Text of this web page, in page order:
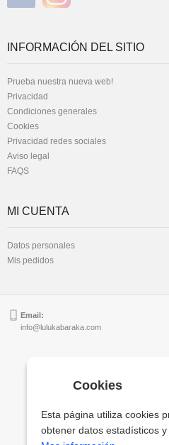
INFORMACIÓN DEL SITIO
Prueba nuestra nueva web!
Privacidad
Condiciones generales
Cookies
Privacidad redes sociales
Aviso legal
FAQS
MI CUENTA
Datos personales
Mis pedidos
Email:
info@lulukabaraka.com
Copyright ©
Cookies
Esta página utiliza cookies
obtener datos estadísticos